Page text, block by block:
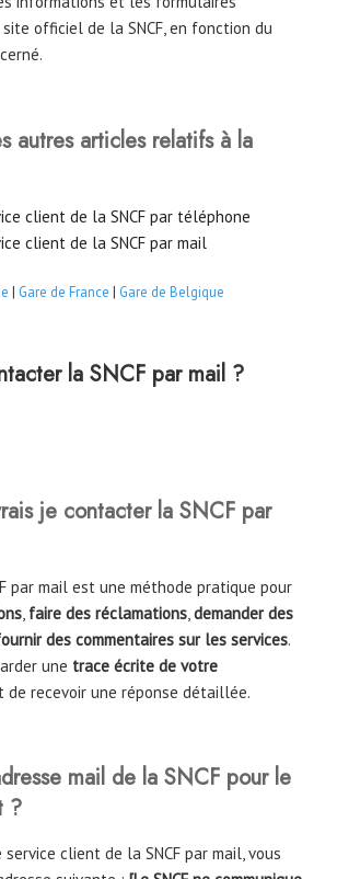
officiel de la SNCF, en fonction du
autres articles relatifs à la
client de la SNCF par téléphone
client de la SNCF par mail
| Gare de France | Gare de Belgique
la SNCF par mail ?
je contacter la SNCF par
par mail est une méthode pratique pour
faire des réclamations demander des
des commentaires sur les services.
une trace écrite de votre
de recevoir une réponse détaillée.
mail de la SNCF pour le
?
client de la SNCF par mail, vous